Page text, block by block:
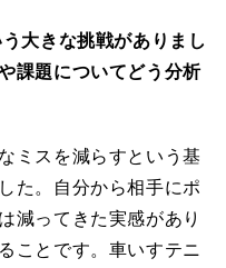
大きな挑戦がありまし
課題についてどう分析
ミスを減らすという基
た。自分から相手にポ
減ってきた実感があり
ことです。車いすテニ